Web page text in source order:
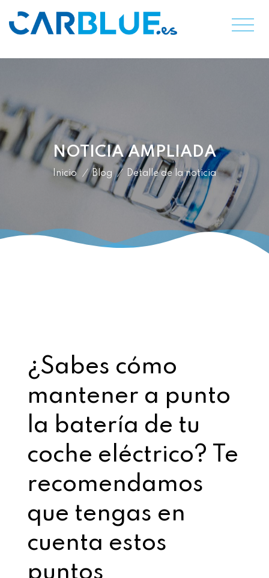
NOTICIA AMPLIADA
Inicio / Blog / Detalle de la noticia
¿Sabes cómo
mantener a punto
la batería de tu
coche eléctrico? Te
recomendamos
que tengas en
cuenta estos
puntos